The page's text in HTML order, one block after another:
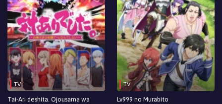
Episodio 4
Episodio 3
Episodio 2
Episodio 1
TV
Tai-Ari deshita. Ojousama wa
TV
Lv999 no Murabito